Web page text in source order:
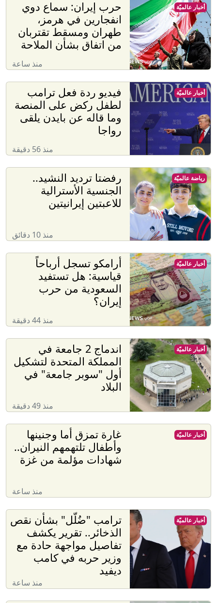
حرب إيران: سماع دوي
انفجارين في هرمز،
طهران ومسقط تقتربان
من اتفاق بشأن الملاحة
منذ ساعة
أخبار عالميّة
فيديو ردة فعل ترامب
لطفل ركض على المنصة
وما قاله عن بايدن يلقى
رواجا
منذ 56 دقيقة
أخبار عالميّة
رفضتا ترديد النشيد..
الجنسية الأسترالية
للاعبتين إيرانيتين
منذ 10 دقائق
رياضة عالميّة
أرامكو تسجل أرباحاً
قياسية: هل تستفيد
السعودية من حرب
إيران؟
منذ 44 دقيقة
أخبار عالميّة
اندماج 2 جامعة في
المملكة المتحدة لتشكيل
أول "سوبر جامعة" في
البلاد
منذ 49 دقيقة
أخبار عالميّة
غارة تمزق أما وجنينها
وأطفال تلتهمهم النيران..
شهادات مؤلمة من غزة
منذ ساعة
أخبار عالميّة
ترامب "ضُلّل" بشأن نقص
الذخائر.. تقرير يكشف
تفاصيل مواجهة حادة مع
وزير حربه في كامب
ديفيد
منذ ساعة
أخبار عالميّة